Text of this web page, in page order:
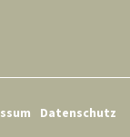
Datenschutz